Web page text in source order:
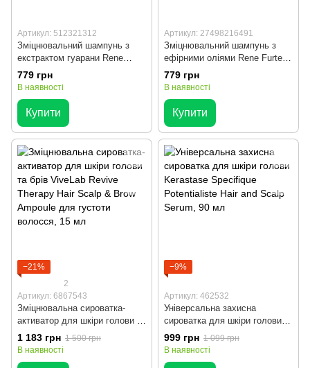
Артикул: 512321312
Зміцнювальний шампунь з
екстрактом гуарани Rene
Furterer Forticea Energizing
Shampoo для свіжості та
779 грн
В наявності
Купити
Артикул: 27498216491
Зміцнювальний шампунь з
ефірними оліями Rene Furterer
Triphasic Stimulating Shampoo
для густоти та сили волосся,
779 грн
В наявності
Купити
−21%
2
Артикул: 6867543
Зміцнювальна сироватка-
активатор для шкіри голови та
брів ViveLab Revive Therapy
Hair Scalp & Brow Ampoule
1 183 грн 1 500 грн
В наявності
−9%
Артикул: 462532
Універсальна захисна
сироватка для шкіри голови
Kerastase Specifique
Potentialiste Hair and Scalp
999 грн 1 099 грн
В наявності